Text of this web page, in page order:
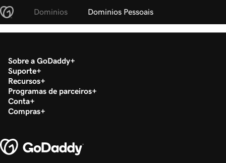
Dominios Dominios Pessoais
Sobre a GoDaddy
Suporte
Recursos
Programas de parceiros
Conta
Compras